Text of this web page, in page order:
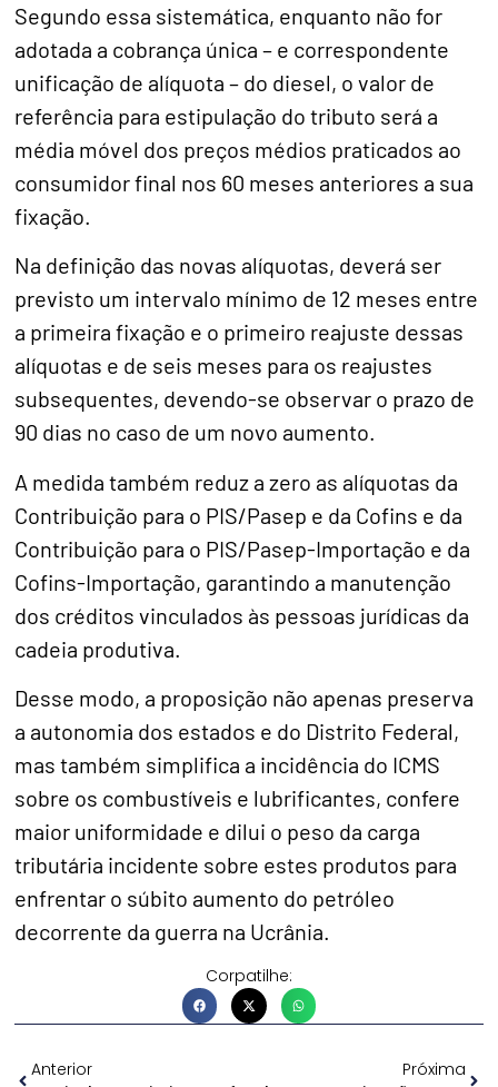
Segundo essa sistemática, enquanto não for
adotada a cobrança única – e correspondente
unificação de alíquota – do diesel, o valor de
referência para estipulação do tributo será a
média móvel dos preços médios praticados ao
consumidor final nos 60 meses anteriores a sua
fixação.
Na definição das novas alíquotas, deverá ser
previsto um intervalo mínimo de 12 meses entre
a primeira fixação e o primeiro reajuste dessas
alíquotas e de seis meses para os reajustes
subsequentes, devendo-se observar o prazo de
90 dias no caso de um novo aumento.
A medida também reduz a zero as alíquotas da
Contribuição para o PIS/Pasep e da Cofins e da
Contribuição para o PIS/Pasep-Importação e da
Cofins-Importação, garantindo a manutenção
dos créditos vinculados às pessoas jurídicas da
cadeia produtiva.
Desse modo, a proposição não apenas preserva
a autonomia dos estados e do Distrito Federal,
mas também simplifica a incidência do ICMS
sobre os combustíveis e lubrificantes, confere
maior uniformidade e dilui o peso da carga
tributária incidente sobre estes produtos para
enfrentar o súbito aumento do petróleo
decorrente da guerra na Ucrânia.
Corpatilhe:
Anterior
Próxima